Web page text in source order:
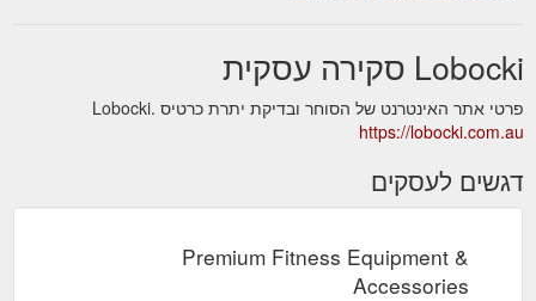
Lobocki סקירה עסקית
פרטי אתר האינטרנט של הסוחר ובדיקת יתרת כרטיס Lobocki.
https://lobocki.com.au
דגשים לעסקים
Premium Fitness Equipment &
Accessories